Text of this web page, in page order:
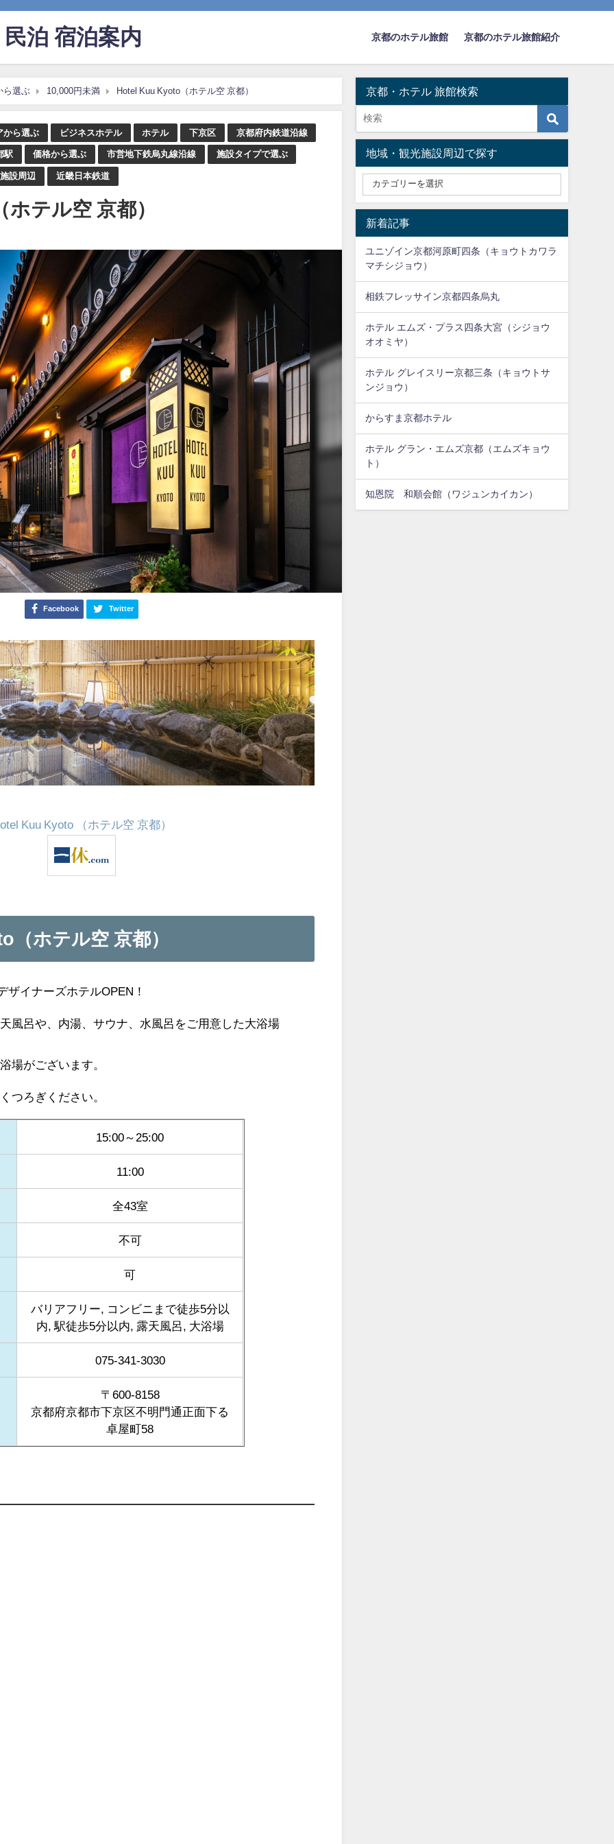
泊 宿泊案内 京都のホテル旅館 京都のホテル旅館紹介
ら選ぶ 10,000円未満 Hotel Kuu Kyoto（ホテル空 京都）
から選ぶ ビジネスホテル ホテル 下京区 京都府内鉄道沿線
駅 価格から選ぶ 市営地下鉄烏丸線沿線 施設タイプで選ぶ
設周辺 近畿日本鉄道
テル空 京都）
Facebook Twitter
Kuu Kyoto （ホテル空 京都）
ホテル空 京都）
ザイナーズホテルOPEN！
風呂や、内湯、サウナ、水風呂をご用意した大浴場
場がございます。
つろぎください。
15:00～25:00
11:00
全43室
不可
可
バリアフリー, コンビニまで徒歩5分以
内, 駅徒歩5分以内, 露天風呂, 大浴場
075-341-3030
〒600-8158
京都府京都市下京区不明門通正面下る
卓屋町58
京都・ホテル 旅館検索
地域・観光施設周辺で探す
新着記事
ユニゾイン京都河原町四条（キョウトカワラ
マチシジョウ）
相鉄フレッサイン京都四条烏丸
ホテル エムズ・プラス四条大宮（シジョウ
オオミヤ）
ホテル グレイスリー京都三条（キョウトサ
ンジョウ）
からすま京都ホテル
ホテル グラン・エムズ京都（エムズキョウ
ト）
知恩院 和順会館（ワジュンカイカン）